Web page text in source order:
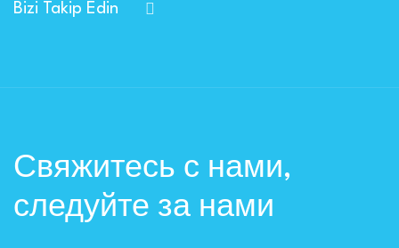
Bizi Takip Edin
Свяжитесь с нами,
следуйте за нами